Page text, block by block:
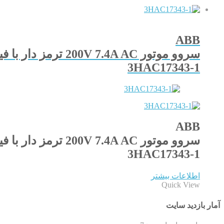
ABB
سروو موتور 200V 7.4A AC ترمز دار با فیدبک ریزالور
3HAC17343-1
ABB
سروو موتور 200V 7.4A AC ترمز دار با فیدبک ریزالور
3HAC17343-1
اطلاعات بیشتر
Quick View
آمار بازدید سایت